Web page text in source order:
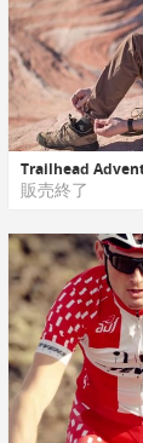
販売終了